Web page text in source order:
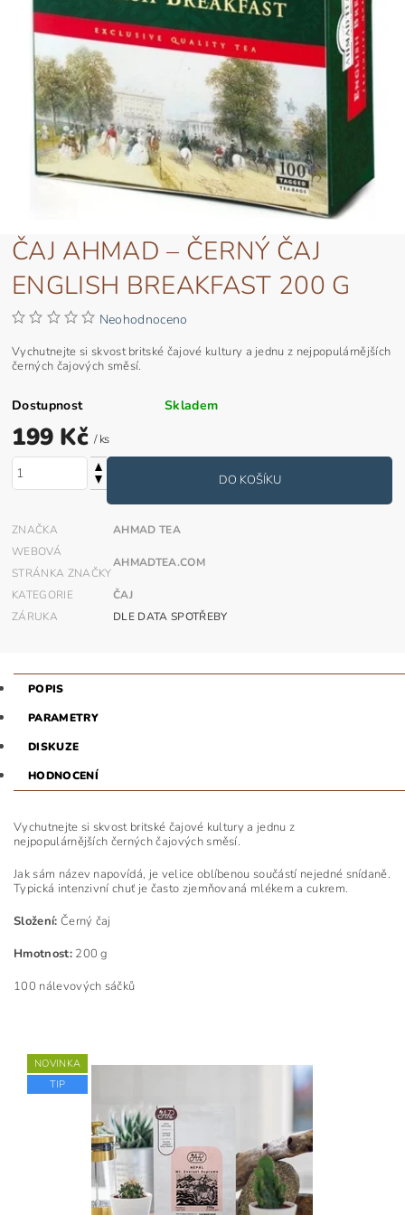
ČAJ AHMAD – ČERNÝ ČAJ
ENGLISH BREAKFAST 200 G
Neohodnoceno
Vychutnejte si skvost britské čajové kultury a jednu z nejpopulárnějších
černých čajových směsí.
Dostupnost Skladem
199 Kč / ks
ZNAČKA
AHMAD TEA
WEBOVÁ
STRÁNKA ZNAČKY
AHMADTEA.COM
KATEGORIE
ČAJ
ZÁRUKA
DLE DATA SPOTŘEBY
POPIS
PARAMETRY
DISKUZE
HODNOCENÍ
Vychutnejte si skvost britské čajové kultury a jednu z
nejpopulárnějších černých čajových směsí.
Jak sám název napovídá, je velice oblíbenou součástí nejedné snídaně.
Typická intenzivní chuť je často zjemňovaná mlékem a cukrem.
Složení: Černý čaj
Hmotnost:200 g
100 nálevových sáčků
NOVINKA
TIP